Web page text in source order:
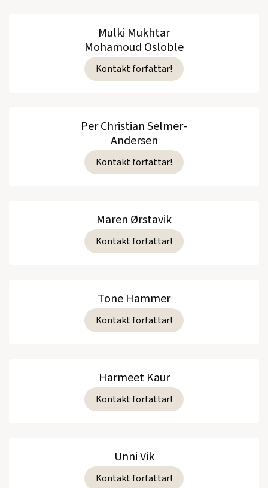
Mulki Mukhtar
Mohamoud Osloble
Kontakt forfattar!
Per Christian Selmer-
Andersen
Kontakt forfattar!
Maren Ørstavik
Kontakt forfattar!
Tone Hammer
Kontakt forfattar!
Harmeet Kaur
Kontakt forfattar!
Unni Vik
Kontakt forfattar!